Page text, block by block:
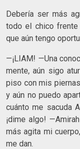
Debería ser más
todo el chico
que aún tengo
—¡LIAM! —Una
mente, aún sigo
piso con mis
y aún no puedo
cuánto me sacuda
¡dime algo!
más agita mi
me dan.